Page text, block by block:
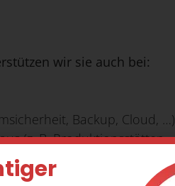
wir sie auch bei:
Backup, Cloud, …)
(z. B. Produktionsstätten,